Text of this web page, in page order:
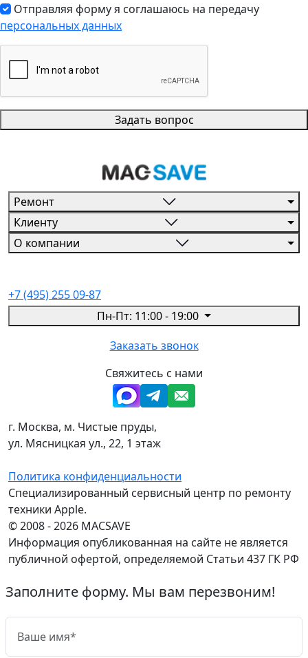
Отправляя форму я соглашаюсь на передачу
персональных данных
Задать вопрос
Ремонт
Клиенту
О компании
+7 (495) 255 09-87
Пн-Пт: 11:00 - 19:00
Заказать звонок
Свяжитесь с нами
г. Москва, м. Чистые пруды,
ул. Мясницкая ул., 22, 1 этаж
Политика конфиденциальности
Специализированный сервисный центр по ремонту
техники Apple.
© 2008 - 2026 MACSAVE
Информация опубликованная на сайте не является
публичной офертой, определяемой Статьи 437 ГК РФ
Заполните форму. Мы вам перезвоним!